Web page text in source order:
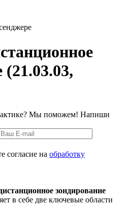
(21.03.03,
Мы поможем! Напиши
согласие на обработку
зондирование
в себе две ключевые области